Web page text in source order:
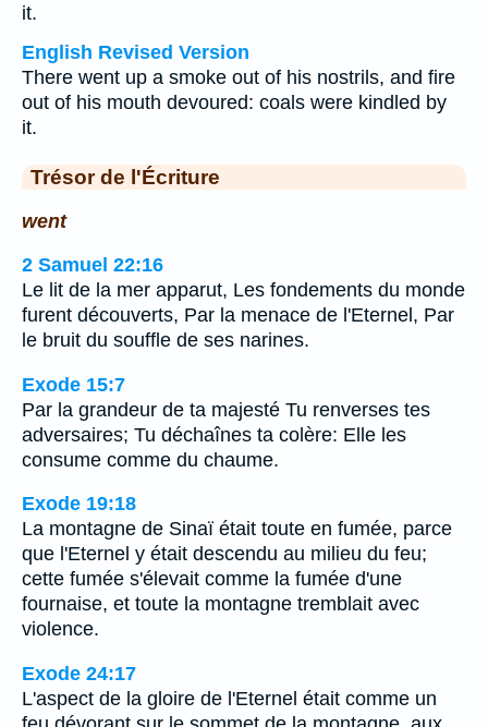
it.
English Revised Version
There went up a smoke out of his nostrils, and fire
out of his mouth devoured: coals were kindled by
it.
Trésor de l'Écriture
went
2 Samuel 22:16
Le lit de la mer apparut, Les fondements du monde
furent découverts, Par la menace de l'Eternel, Par
le bruit du souffle de ses narines.
Exode 15:7
Par la grandeur de ta majesté Tu renverses tes
adversaires; Tu déchaînes ta colère: Elle les
consume comme du chaume.
Exode 19:18
La montagne de Sinaï était toute en fumée, parce
que l'Eternel y était descendu au milieu du feu;
cette fumée s'élevait comme la fumée d'une
fournaise, et toute la montagne tremblait avec
violence.
Exode 24:17
L'aspect de la gloire de l'Eternel était comme un